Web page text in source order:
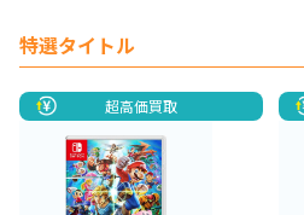
特選タイトル
超高価買取